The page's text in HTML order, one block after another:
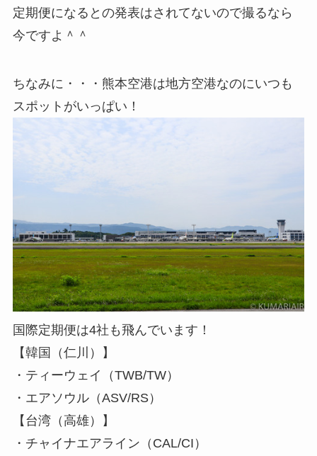
定期便になるとの発表はされてないので撮るなら
今ですよ＾＾
ちなみに・・・熊本空港は地方空港なのにいつも
スポットがいっぱい！
国際定期便は4社も飛んでいます！
【韓国（仁川）】
・ティーウェイ（TWB/TW）
・エアソウル（ASV/RS）
【台湾（高雄）】
・チャイナエアライン（CAL/CI）